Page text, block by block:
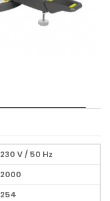
230 V / 50 Hz
2000
254